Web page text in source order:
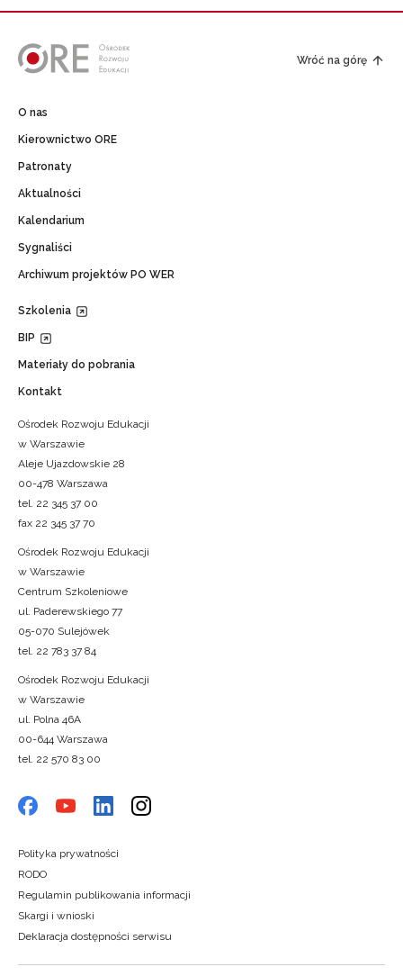
Wróć na górę
O nas
Kierownictwo ORE
Patronaty
Aktualności
Kalendarium
Sygnaliści
Archiwum projektów PO WER
Szkolenia
BIP
Materiały do pobrania
Kontakt
Ośrodek Rozwoju Edukacji
w Warszawie
Aleje Ujazdowskie 28
00-478 Warszawa
tel. 22 345 37 00
fax 22 345 37 70
Ośrodek Rozwoju Edukacji
w Warszawie
Centrum Szkoleniowe
ul. Paderewskiego 77
05-070 Sulejówek
tel. 22 783 37 84
Ośrodek Rozwoju Edukacji
w Warszawie
ul. Polna 46A
00-644 Warszawa
tel. 22 570 83 00
Polityka prywatności
RODO
Regulamin publikowania informacji
Skargi i wnioski
Deklaracja dostępności serwisu